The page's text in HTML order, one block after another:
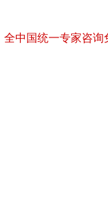
全中国统一专家咨询